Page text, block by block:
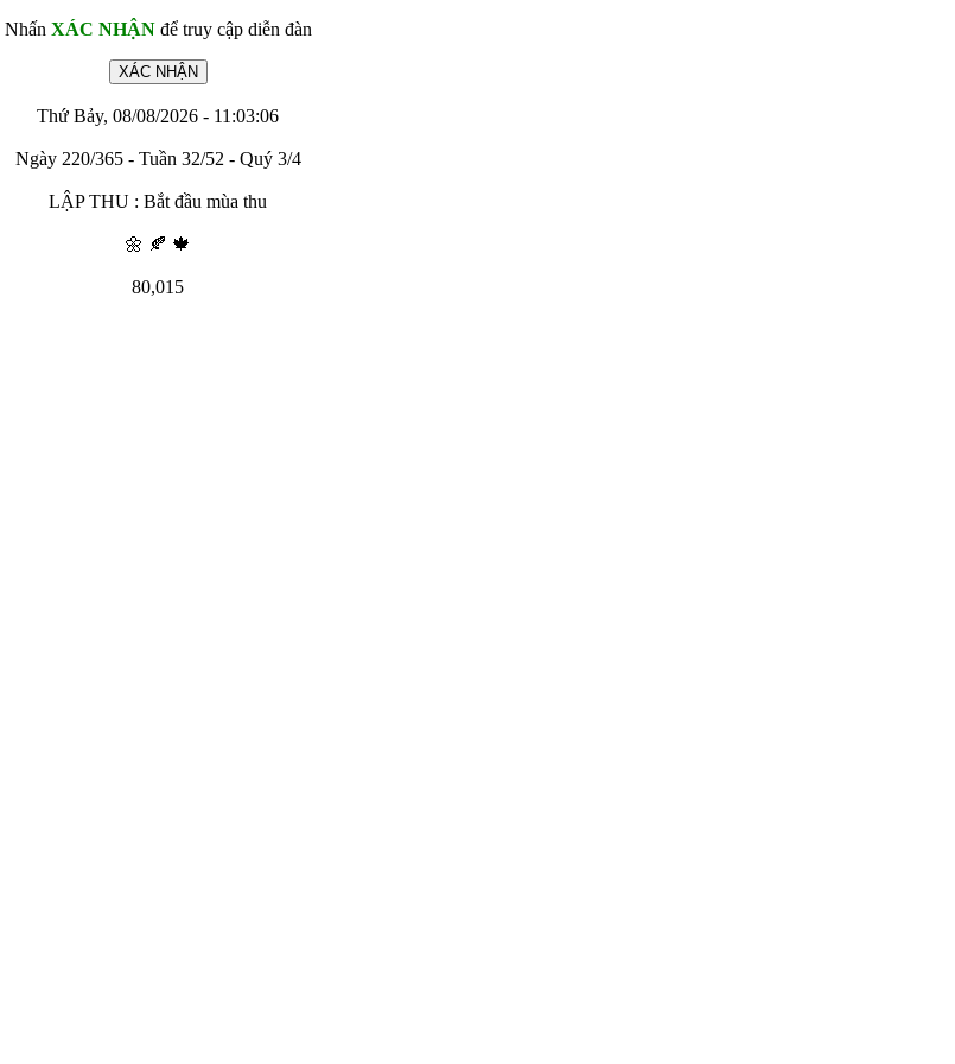
Nhấn XÁC NHẬNđể truy cập diễn đàn
Thứ Bảy, 08/08/2026 - 11:03:06
Ngày 220/365 - Tuần 32/52 - Quý 3/4
LẬP THU : Bắt đầu mùa thu
🌼 🍂 🍁
80,015